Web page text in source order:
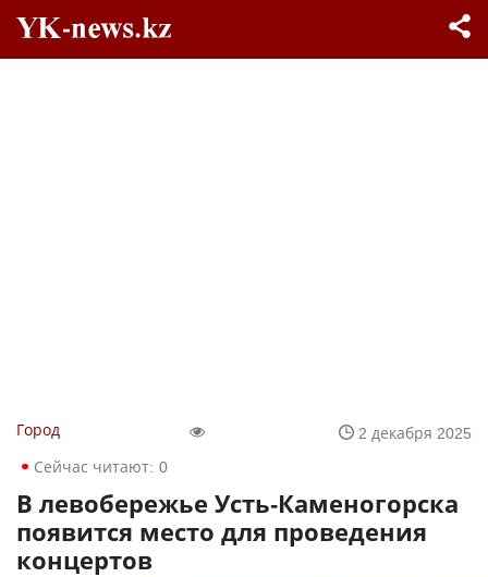
Город
2 декабря 2025
Сейчас читают: 0
В левобережье Усть-Каменогорска
появится место для проведения
концертов